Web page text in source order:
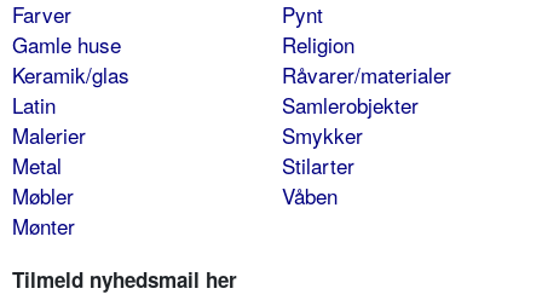
Farver
Gamle huse
Keramik/glas
Latin
Malerier
Metal
Møbler
Mønter
Pynt
Religion
Råvarer/materialer
Samlerobjekter
Smykker
Stilarter
Våben
Tilmeld nyhedsmail her